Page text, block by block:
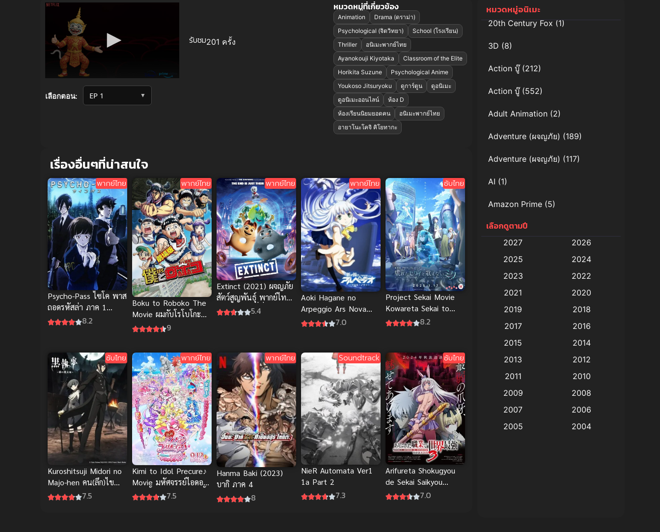
เลือกตอน: ▼
รับชม201 ครั้ง
หมวดหมู่ที่เกี่ยวข้อง
Animation
Drama (ดราม่า)
Psychological (จิตวิทยา)
School (โรงเรียน)
Thriller
อนิเมะพากย์ไทย
Ayanokouji Kiyotaka
Classroom of the Elite
Horikita Suzune
Psychological Anime
Youkoso Jitsuryoku
ดูการ์ตูน
ดูอนิเมะ
ดูอนิเมะออนไลน์
ห้อง D
ห้องเรียนนิยมยอดคน
อนิเมะพากย์ไทย
อายาโนะโคจิ คิโยทากะ
เรื่องอื่นๆที่น่าสนใจ
พากย์ไทย
Psycho-Pass ไซโค พาส
ถอดรหัสล่า ภาค 1
(พากย์ไทย)8.2
พากย์ไทย
Boku to Roboko The
Movie ผมกับโรโบโกะ
หุ่นเมดพันธุ์ซ่า
9
พากย์ไทย
Extinct (2021) ผจญภัย
สัตว์สูญพันธุ์ พากย์ไทยดู
ฟรีออนไลน์ที่นี่จ้า
5.4
พากย์ไทย
Aoki Hagane no
Arpeggio Ars Nova
สงครามเรือรบสยบโลก
7.0
ซับไทย
Project Sekai Movie
Kowareta Sekai to
Utaenai Miku ซับไทย
8.2
ซับไทย
Kuroshitsuji Midori no
Majo-hen คน(ลึก)ไข
ปริศนา(ลับ) ภาค 5
7.5
พากย์ไทย
Kimi to Idol Precure♪
Movie มหัศจรรย์ไอดอล
พริตตี้เคียว คอนเสิร์ตนี้
7.5
พากย์ไทย
Hanma Baki (2023)
บากิ ภาค 4
8
Soundtrack
NieR Automata Ver1
1a Part 2
7.3
ซับไทย
Arifureta Shokugyou
de Sekai Saikyou
Season 3 อาชีพกระจอก
7.0
หมวดหมู่อนิเมะ
20th Century Fox(1)
3D (8)
Action บู๊(212)
Action บู๊(552)
Adult Animation (2)
Adventure (ผจญภัย) (189)
Adventure (ผจญภัย) (117)
AI (1)
Amazon Prime (5)
Anal (ประตูหลัง)
Animation การ์ตูน
Animation อนิเมะ
Animation แอนิเมชัน (19)
anime(9)
Big tits (นมใหญ่)
Bitch (ผู้หญิงร่าน)
เลือกดูตามปี
2027
2026
2025
2024
2023
2022
2021
2020
2019
2018
2017
2016
2015
2014
2013
2012
2011
2010
2009
2008
2007
2006
2005
2004